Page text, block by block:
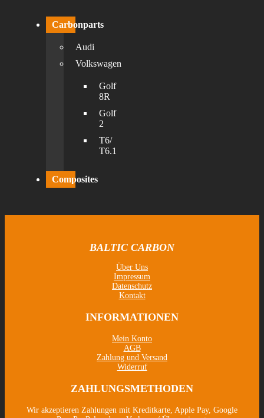
Carbonparts
Audi
Volkswagen
Golf
8R
Golf
2
T6/
T6.1
Composites
BALTIC CARBON
Über Uns
Impressum
Datenschutz
Kontakt
INFORMATIONEN
Mein Konto
AGB
Zahlung und Versand
Widerruf
ZAHLUNGSMETHODEN
Wir akzeptieren Zahlungen mit Kreditkarte, Apple Pay, Google